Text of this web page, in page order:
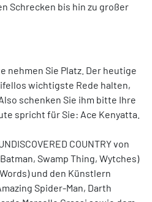
Schrecken bis hin zu großer
nehmen Sie Platz. Der heutige
wichtigste Rede halten,
schenken Sie ihm bitte Ihre
spricht für Sie: Ace Kenyatta.
COUNTRY von
Swamp Thing, Wytches)
und den Künstlern
Spider-Man, Darth